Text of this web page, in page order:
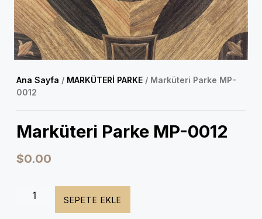
Ana Sayfa / MARKÜTERİ PARKE / Marküteri Parke MP-
0012
Marküteri Parke MP-0012
$0.00
SEPETE EKLE